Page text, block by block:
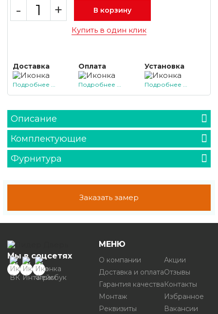
- + В корзину
Купить в один клик
Доставка
Подробнее ...
Оплата
Подробнее ...
Установка
Подробнее ...
Описание
Комплектующие
Фурнитура
Заказать замер
Мы в соцсетях
МЕНЮ
О компании
Доставка и оплата
Гарантия качества
Монтаж
Реквизиты
Акции
Отзывы
Контакты
Избранное
Вакансии